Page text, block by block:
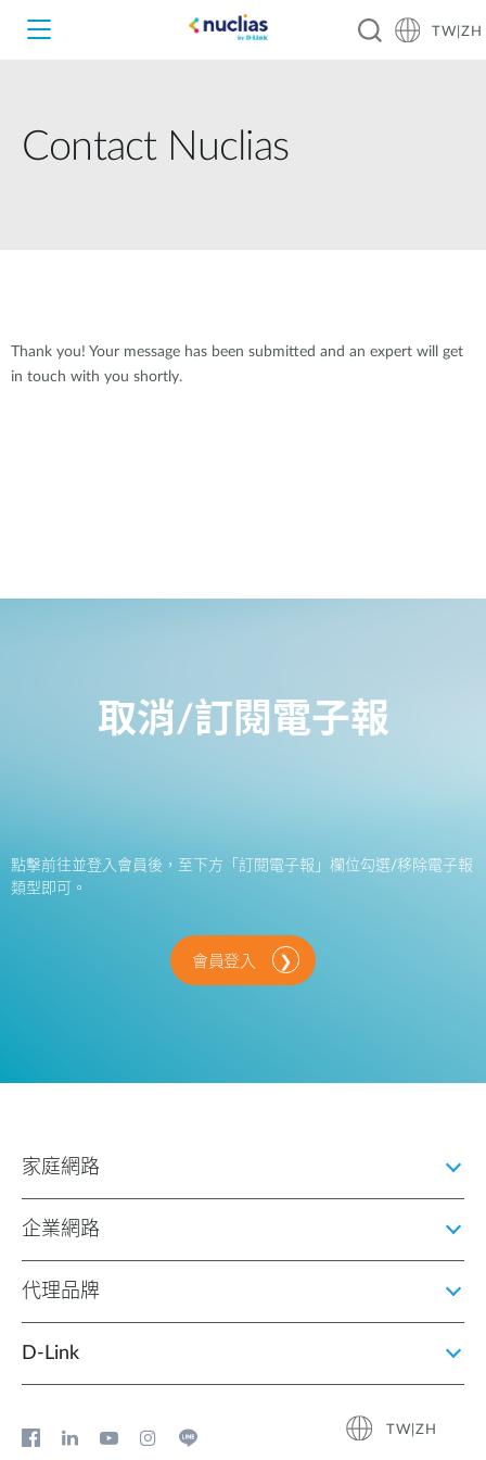
TW|ZH
Contact Nuclias
Thank you! Your message has been submitted and an expert will get
in touch with you shortly.
取消/訂閱電子報
點擊前往並登入會員後，至下方「訂閱電子報」欄位勾選/移除電子報
類型即可。
會員登入
家庭網路
企業網路
代理品牌
D‑Link
TW|ZH